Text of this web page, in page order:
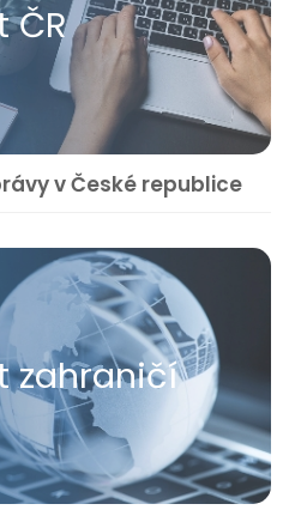
ČR
v České republice
zahraničí